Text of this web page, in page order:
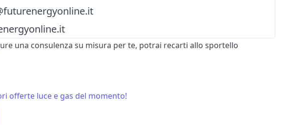
una consulenza su misura per te, potrai recarti allo sportello
offerte luce e gas del momento!